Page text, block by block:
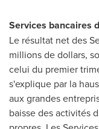
Services bancaires
Le résultat net des
millions de dollars,
celui du premier
s'explique par la
aux grandes
baisse des activités